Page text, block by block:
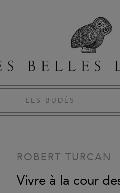
LES BUDÉS
ROBERT TURCAN
Vivre à la cour